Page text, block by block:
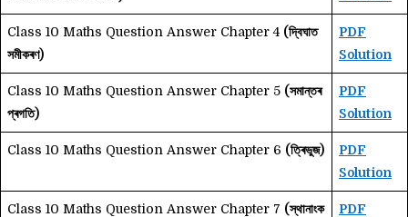
Class 10 Maths Question Answer Chapter 4 (দ্বিঘাত
সমীকৰণ)
PDF
Solution
Class 10 Maths Question Answer Chapter 5 (সমান্তৰ
প্ৰগতি)
PDF
Solution
Class 10 Maths Question Answer Chapter 6 (ত্ৰিভুজ)
PDF
Solution
Class 10 Maths Question Answer Chapter 7 (স্থানাংক
PDF